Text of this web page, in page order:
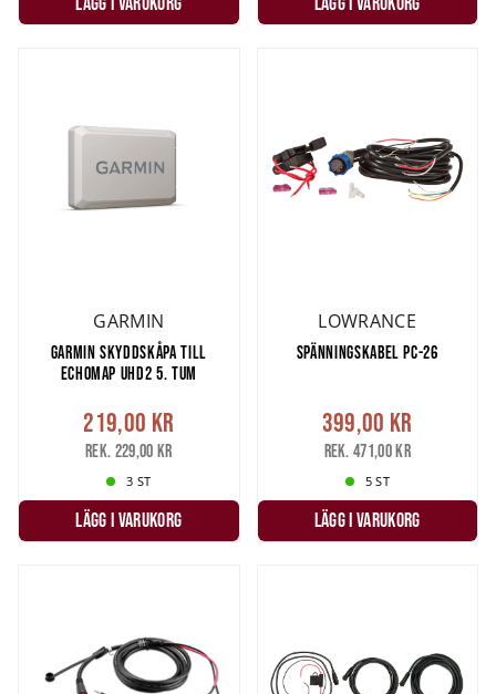
GARMIN
GARMIN SKYDDSKÅPA TILL
ECHOMAP UHD2 5. TUM
219,00 kr
Rek. 229,00 kr
3 ST
LÄGG I VARUKORG
LOWRANCE
SPÄNNINGSKABEL PC-26
399,00 kr
Rek. 471,00 kr
5 ST
LÄGG I VARUKORG